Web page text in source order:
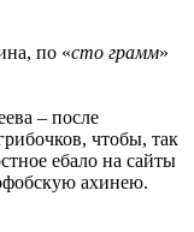
по «сто грамм»
– после
чтобы, так
ебало на сайты
ахинею.